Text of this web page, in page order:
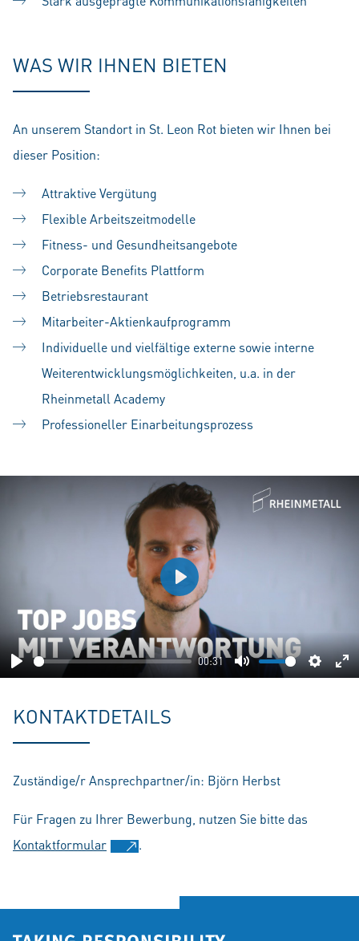
WAS WIR IHNEN BIETEN
An unserem Standort in St. Leon Rot bieten wir Ihnen bei
dieser Position:
Attraktive Vergütung
Flexible Arbeitszeitmodelle
Fitness- und Gesundheitsangebote
Corporate Benefits Plattform
Betriebsrestaurant
Mitarbeiter-Aktienkaufprogramm
Individuelle und vielfältige externe sowie interne
Weiterentwicklungsmöglichkeiten, u.a. in der
Rheinmetall Academy
Professioneller Einarbeitungsprozess
Play
00:31
Mute
Play
KONTAKTDETAILS
Zuständige/r Ansprechpartner/in: Björn Herbst
Für Fragen zu Ihrer Bewerbung, nutzen Sie bitte das
Kontaktformular
.